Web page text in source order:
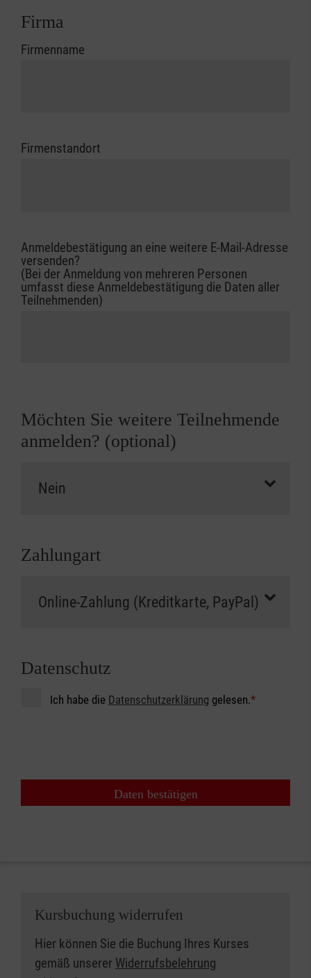
Firma
Firmenname
Firmenstandort
Anmeldebestätigung an eine weitere E-Mail-Adresse
versenden?
(Bei der Anmeldung von mehreren Personen
umfasst diese Anmeldebestätigung die Daten aller
Teilnehmenden)
Möchten Sie weitere Teilnehmende
anmelden? (optional)
Zahlungart
Datenschutz
Ich habe die Datenschutzerklärung gelesen.*
Daten bestätigen
Kursbuchung widerrufen
Hier können Sie die Buchung Ihres Kurses
gemäß unserer Widerrufsbelehrung